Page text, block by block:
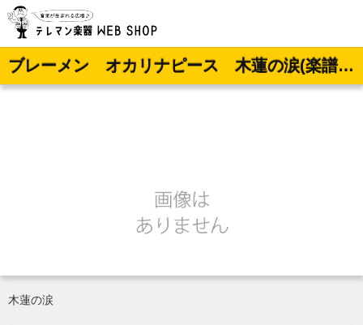
ブレーメン オカリナピース 木蓮の涙(楽譜&CD)
木蓮の涙